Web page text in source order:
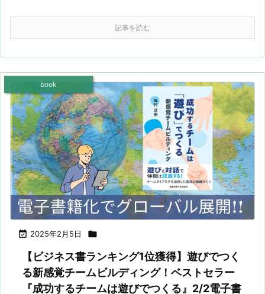
記事を読む
 2025年2月5日 
book
【ビジネス書ランキング1位獲得】遊びでつく
る新感覚チームビルディング！ベストセラー
『成功するチームは遊びでつくる』2/2電子書